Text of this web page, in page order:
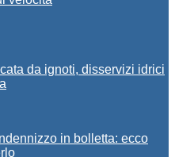
da ignoti, disservizi idrici
in bolletta: ecco